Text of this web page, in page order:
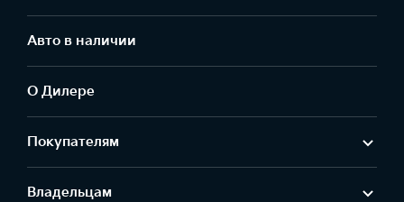
Авто в наличии
О Дилере
Покупателям
Владельцам